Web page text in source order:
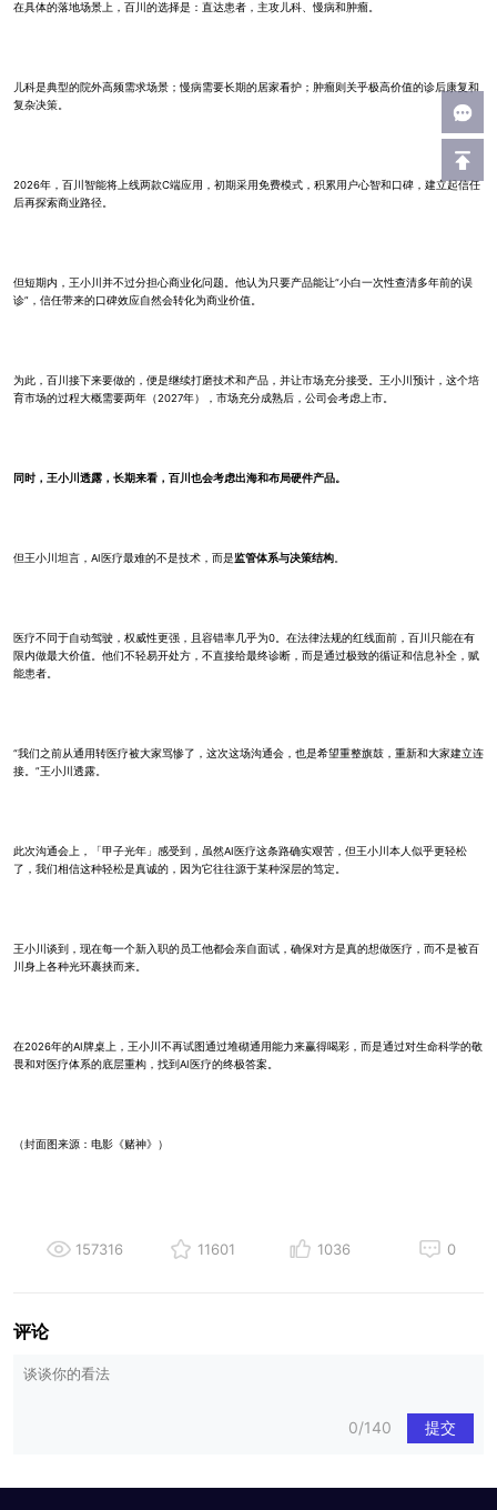
在具体的落地场景上，百川的选择是：直达患者，主攻儿科、慢病和肿瘤。
儿科是典型的院外高频需求场景；慢病需要长期的居家看护；肿瘤则关乎极高价值的诊后康复和
复杂决策。
2026年，百川智能将上线两款C端应用，初期采用免费模式，积累用户心智和口碑，建立起信任
后再探索商业路径。
但短期内，王小川并不过分担心商业化问题。他认为只要产品能让“小白一次性查清多年前的误
诊”，信任带来的口碑效应自然会转化为商业价值。
为此，百川接下来要做的，便是继续打磨技术和产品，并让市场充分接受。王小川预计，这个培
育市场的过程大概需要两年（2027年），市场充分成熟后，公司会考虑上市。
同时，王小川透露，长期来看，百川也会考虑出海和布局硬件产品。
但王小川坦言，AI医疗最难的不是技术，而是监管体系与决策结构。
医疗不同于自动驾驶，权威性更强，且容错率几乎为0。在法律法规的红线面前，百川只能在有
限内做最大价值。他们不轻易开处方，不直接给最终诊断，而是通过极致的循证和信息补全，赋
能患者。
“我们之前从通用转医疗被大家骂惨了，这次这场沟通会，也是希望重整旗鼓，重新和大家建立连
接。”王小川透露。
此次沟通会上，「甲子光年」感受到，虽然AI医疗这条路确实艰苦，但王小川本人似乎更轻松
了，我们相信这种轻松是真诚的，因为它往往源于某种深层的笃定。
王小川谈到，现在每一个新入职的员工他都会亲自面试，确保对方是真的想做医疗，而不是被百
川身上各种光环裹挟而来。
在2026年的AI牌桌上，王小川不再试图通过堆砌通用能力来赢得喝彩，而是通过对生命科学的敬
畏和对医疗体系的底层重构，找到AI医疗的终极答案。
（封面图来源：电影《赌神》）
157316 11601 1036 0
评论
0/140 提交